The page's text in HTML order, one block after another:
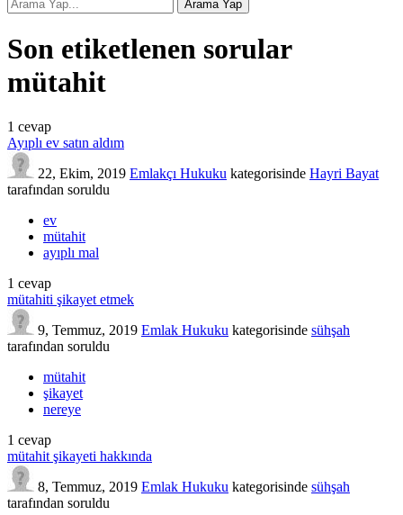
Son etiketlenen sorular
mütahit
1 cevap
Ayıplı ev satın aldım
22, Ekim, 2019 Emlakçı Hukuku kategorisinde Hayri Bayat
tarafından soruldu
ev
mütahit
ayıplı mal
1 cevap
mütahiti şikayet etmek
9, Temmuz, 2019 Emlak Hukuku kategorisinde sühşah
tarafından soruldu
mütahit
şikayet
nereye
1 cevap
mütahit şikayeti hakkında
8, Temmuz, 2019 Emlak Hukuku kategorisinde sühşah
tarafından soruldu